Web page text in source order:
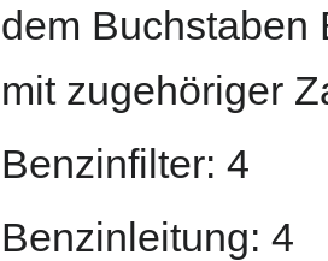
dem Buchstaben
mit zugehöriger
Benzinfilter: 4
Benzinleitung: 4